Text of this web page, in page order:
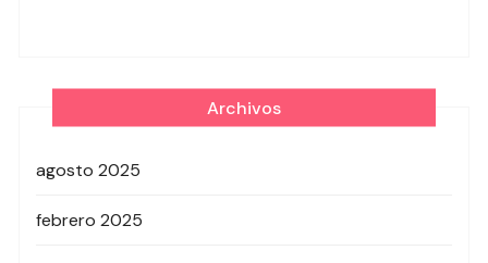
Archivos
agosto 2025
febrero 2025